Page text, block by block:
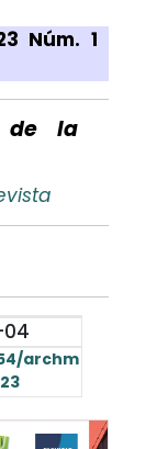
Núm. 1
de la
archm